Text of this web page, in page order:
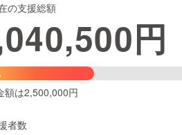
ファッション
ケア
の支援総額
円
額は2,500,000円
者数